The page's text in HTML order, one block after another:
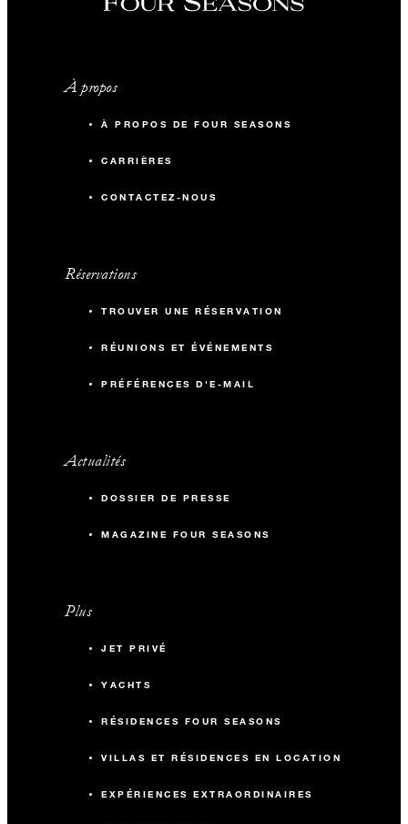
À propos
À PROPOS DE FOUR SEASONS
CARRIÈRES
CONTACTEZ-NOUS
Réservations
TROUVER UNE RÉSERVATION
RÉUNIONS ET ÉVÉNEMENTS
PRÉFÉRENCES D'E-MAIL
Actualités
DOSSIER DE PRESSE
MAGAZINE FOUR SEASONS
Plus
JET PRIVÉ
YACHTS
RÉSIDENCES FOUR SEASONS
VILLAS ET RÉSIDENCES EN LOCATION
EXPÉRIENCES EXTRAORDINAIRES